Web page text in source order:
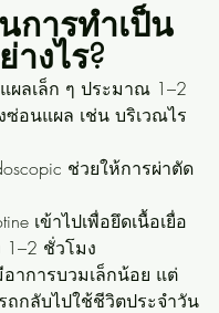
การทำเป็น
างไร?
ผลเล็ก ๆ ประมาณ 1–2
อนแผล เช่น บริเวณไร
ช่วยให้การผ่าตัด
เข้าไปเพื่อยึดเนื้อเยื่อ
1–2 ชั่วโมง
าการบวมเล็กน้อย แต่
กลับไปใช้ชีวิตประจำวัน